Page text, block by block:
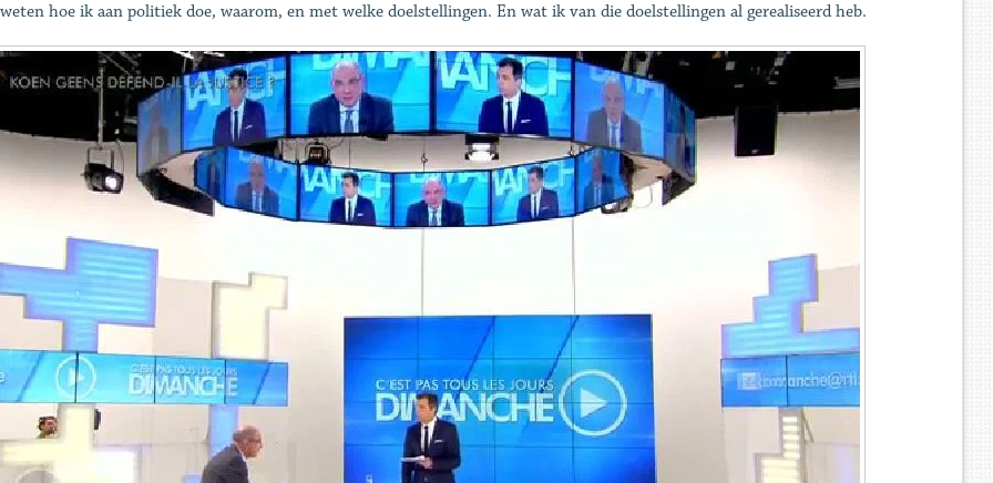
hoe ik aan politiek doe, waarom, en met welke doelstellingen. En wat ik van die doelstellingen al gerealiseerd heb.